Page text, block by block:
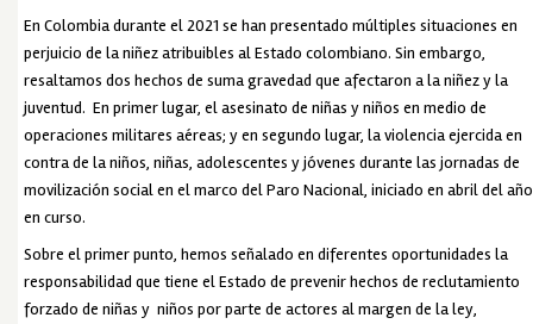
En Colombia durante el 2021 se han presentado múltiples situaciones en
perjuicio de la niñez atribuibles al Estado colombiano. Sin embargo,
resaltamos dos hechos de suma gravedad que afectaron a la niñez y la
juventud. En primer lugar, el asesinato de niñas y niños en medio de
operaciones militares aéreas; y en segundo lugar, la violencia ejercida en
contra de la niños, niñas, adolescentes y jóvenes durante las jornadas de
movilización social en el marco del Paro Nacional, iniciado en abril del año
en curso.
Sobre el primer punto, hemos señalado en diferentes oportunidades la
responsabilidad que tiene el Estado de prevenir hechos de reclutamiento
forzado de niñas y niños por parte de actores al margen de la ley,